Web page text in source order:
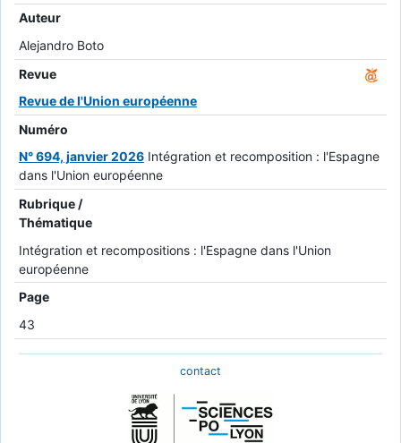
Auteur
Alejandro Boto
Revue
Revue de l'Union européenne
Numéro
N° 694, janvier 2026 Intégration et recomposition : l'Espagne
dans l'Union européenne
Rubrique /
Thématique
Intégration et recompositions : l'Espagne dans l'Union
européenne
Page
43
contact